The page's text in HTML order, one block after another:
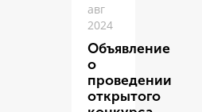
авг
2024
Объявление
о
проведении
открытого